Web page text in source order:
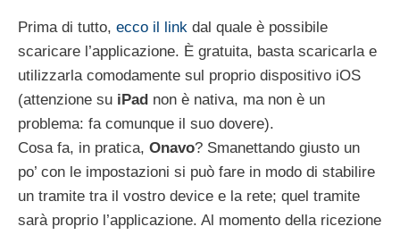
Prima di tutto, ecco il link dal quale è possibile
scaricare l’applicazione. È gratuita, basta scaricarla e
utilizzarla comodamente sul proprio dispositivo iOS
(attenzione su iPad non è nativa, ma non è un
problema: fa comunque il suo dovere).
Cosa fa, in pratica, Onavo? Smanettando giusto un
po’ con le impostazioni si può fare in modo di stabilire
un tramite tra il vostro device e la rete; quel tramite
sarà proprio l’applicazione. Al momento della ricezione